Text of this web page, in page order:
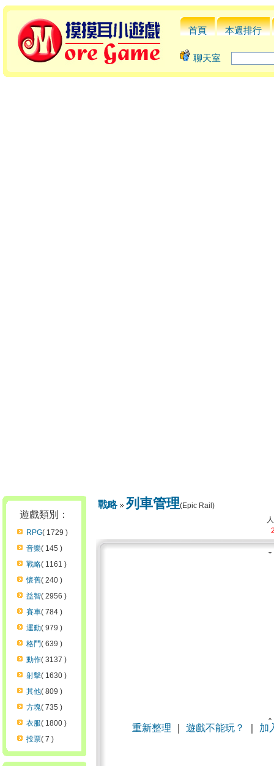
首頁 本週排行
聊天室
遊戲類別：
RPG( 1729 )
音樂( 145 )
戰略( 1161 )
懷舊( 240 )
益智( 2956 )
賽車( 784 )
運動( 979 )
格鬥( 639 )
動作( 3137 )
射擊( 1630 )
其他( 809 )
方塊( 735 )
衣服( 1800 )
投票( 7 )
戰略 列車管理(Epic Rail)
重新整理 遊戲不能玩？ 加